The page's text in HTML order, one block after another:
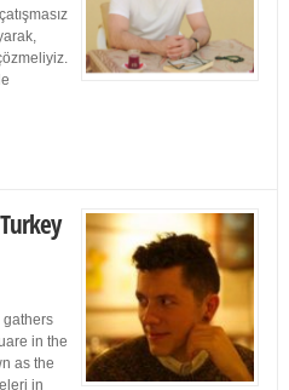
gathers
in the
as the
in